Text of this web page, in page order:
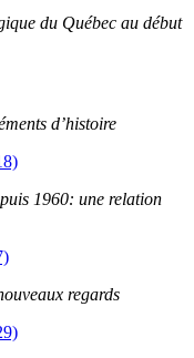
du Québec au début
d’histoire
1960: une relation
regards